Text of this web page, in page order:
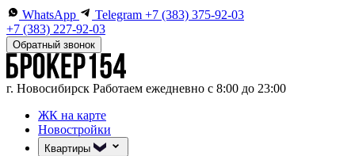
WhatsApp Telegram +7 (383) 375-92-03
+7 (383) 227-92-03
Обратный звонок
г. Новосибирск Работаем ежедневно с 8:00 до 23:00
ЖК на карте
Новостройки
Квартиры